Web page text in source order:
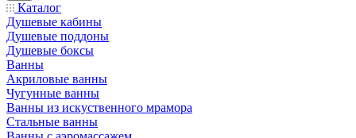
Каталог
Душевые кабины
Душевые поддоны
Душевые боксы
Ванны
Акриловые ванны
Чугунные ванны
Ванны из искуственного мрамора
Стальные ванны